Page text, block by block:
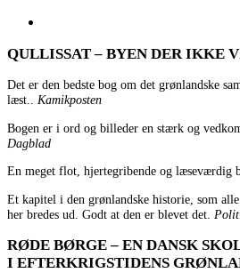
QULLISSAT – BYEN DER IKKE
Det er den bedste bog om det grønlandske
læst.. Kamikposten
Bogen er i ord og billeder en stærk og
Dagblad
En meget flot, hjertegribende og læseværdig
Et kapitel i den grønlandske historie, som
her bredes ud. Godt at den er blevet det.
RØDE BØRGE – EN DANSK
I EFTERKRIGSTIDENS